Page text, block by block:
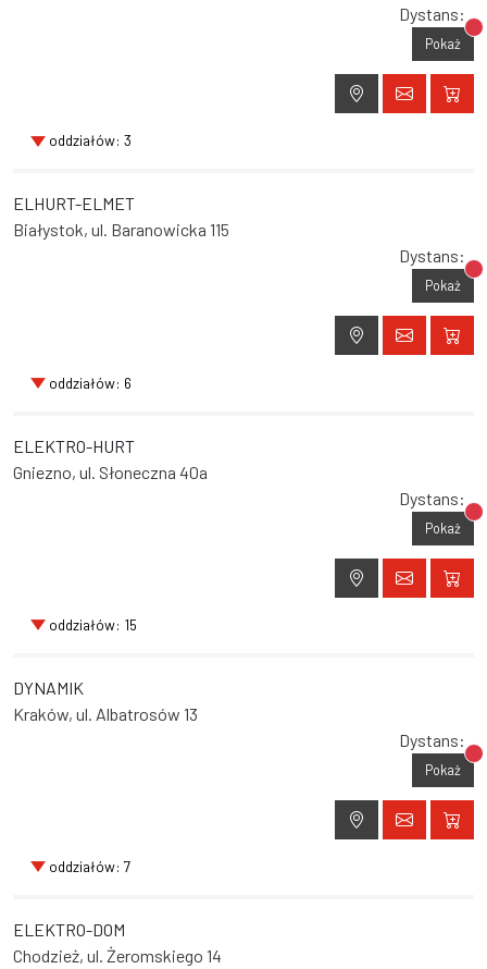
Dystans:
Pokaż
oddziałów: 3
ELHURT-ELMET
Białystok, ul. Baranowicka 115
Dystans:
Pokaż
oddziałów: 6
ELEKTRO-HURT
Gniezno, ul. Słoneczna 40a
Dystans:
Pokaż
oddziałów: 15
DYNAMIK
Kraków, ul. Albatrosów 13
Dystans:
Pokaż
oddziałów: 7
ELEKTRO-DOM
Chodzież, ul. Żeromskiego 14